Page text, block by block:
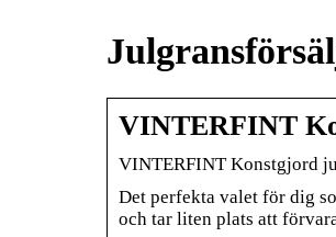
VINTERFINT
VINTERFINT Konstgjord
Det perfekta valet för dig
och tar liten plats att